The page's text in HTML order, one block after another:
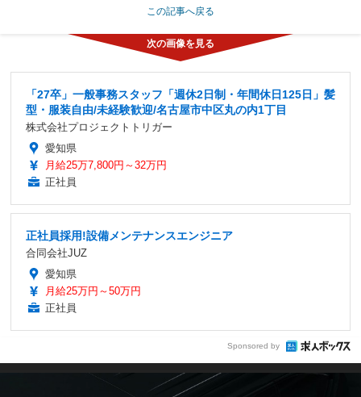
この記事へ戻る
「27卒」一般事務スタッフ「週休2日制・年間休日125日」髪
型・服装自由/未経験歓迎/名古屋市中区丸の内1丁目
株式会社プロジェクトトリガー
愛知県
月給25万7,800円～32万円
正社員
正社員採用!設備メンテナンスエンジニア
合同会社JUZ
愛知県
月給25万円～50万円
正社員
Sponsored by